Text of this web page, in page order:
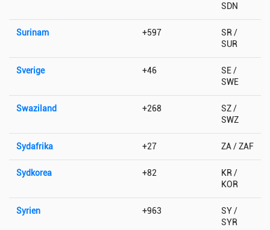
SDN
Surinam +597
SR /
SUR
Sverige +46
SE /
SWE
Swaziland +268
SZ /
SWZ
Sydafrika +27 ZA / ZAF
Sydkorea +82
KR /
KOR
Syrien +963
SY /
SYR